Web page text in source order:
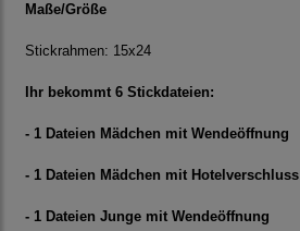
Maße/Größe
Stickrahmen: 15x24
Ihr bekommt 6 Stickdateien:
- 1 Dateien Mädchen mit Wendeöffnung
- 1 Dateien Mädchen mit Hotelverschluss
- 1 Dateien Junge mit Wendeöffnung